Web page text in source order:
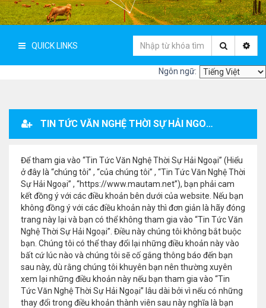
QUICK LINKS
Ngôn ngữ:
TIN TỨC VĂN NGHỆ THỜI SỰ HẢI NGOẠI - ĐĂNG KÝ THÀNH VIÊN
Để tham gia vào “Tin Tức Văn Nghệ Thời Sự Hải Ngoại” (Hiểu
ở đây là “chúng tôi” , “của chúng tôi” , “Tin Tức Văn Nghệ Thời
Sự Hải Ngoại” , “https://www.mautam.net”), bạn phải cam
kết đồng ý với các điều khoản bên dưới của website. Nếu bạn
không đồng ý với các điều khoản này thì đơn giản là hãy đóng
trang này lại và bạn có thể không tham gia vào “Tin Tức Văn
Nghệ Thời Sự Hải Ngoại”. Điều này chúng tôi không bắt buộc
bạn. Chúng tôi có thể thay đổi lại những điều khoản này vào
bất cứ lúc nào và chúng tôi sẽ cố gắng thông báo đến bạn
sau này, dù rằng chúng tôi khuyên bạn nên thường xuyên
xem lại những điều khoản này nếu bạn tham gia vào “Tin
Tức Văn Nghệ Thời Sự Hải Ngoại” lâu dài bởi vì nếu có những
thay đổi trong điều khoản thành viên sau này nghĩa là bạn